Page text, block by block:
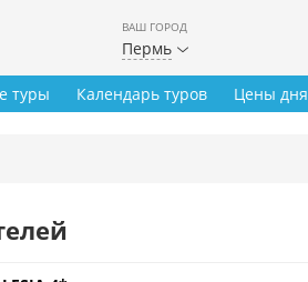
ВАШ ГОРОД
Пермь
туры Календарь туров Цены дня